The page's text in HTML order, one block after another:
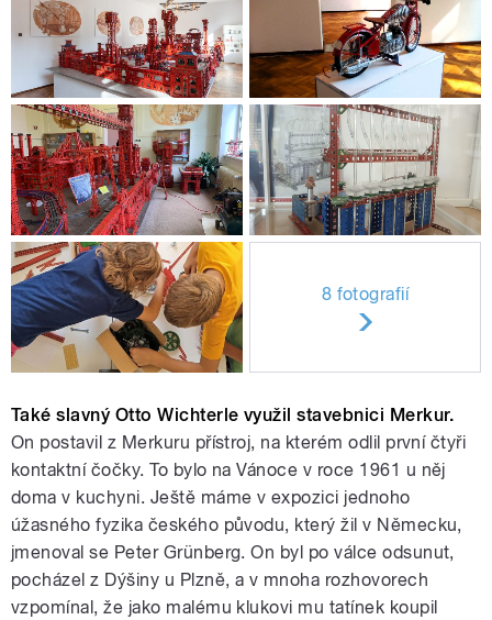
8 fotografií
Také slavný Otto Wichterle využil stavebnici Merkur.
On postavil z Merkuru přístroj, na kterém odlil první čtyři
kontaktní čočky. To bylo na Vánoce v roce 1961 u něj
doma v kuchyni. Ještě máme v expozici jednoho
úžasného fyzika českého původu, který žil v Německu,
jmenoval se Peter Grünberg. On byl po válce odsunut,
pocházel z Dýšiny u Plzně, a v mnoha rozhovorech
vzpomínal, že jako malému klukovi mu tatínek koupil